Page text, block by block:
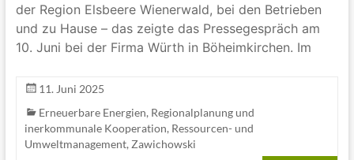
der Region Elsbeere Wienerwald, bei den Betrieben
und zu Hause – das zeigte das Pressegespräch am
10. Juni bei der Firma Würth in Böheimkirchen. Im
11. Juni 2025
Erneuerbare Energien, Regionalplanung und
inerkommunale Kooperation, Ressourcen- und
Umweltmanagement, Zawichowski